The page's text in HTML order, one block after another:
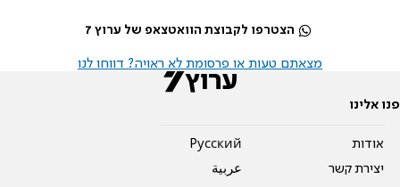
הצטרפו לקבוצת הוואטצאפ של ערוץ 7
מצאתם טעות או פרסומת לא ראויה? דווחו לנו
פנו אלינו
אודות
יצירת קשר
Pусский
عربية